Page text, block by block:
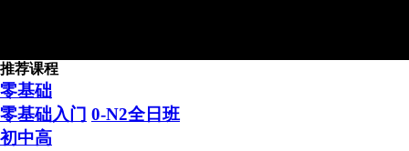
推荐课程
零基础
零基础入门 0-N2全日班
初中高